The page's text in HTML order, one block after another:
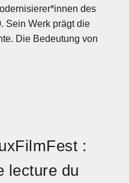
des
Sein Werk prägt die
Die Bedeutung von
:
lecture du